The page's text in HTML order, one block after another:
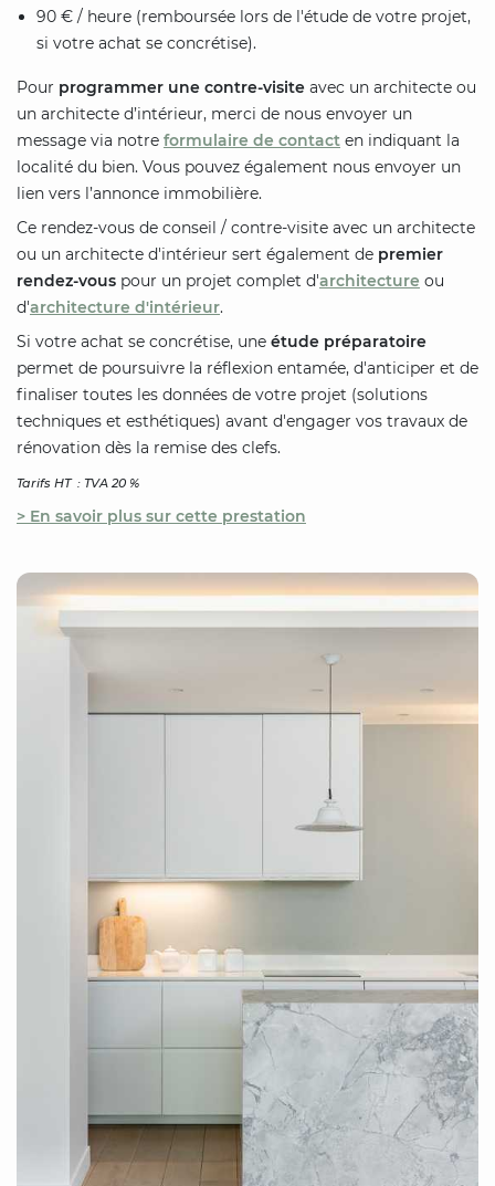
90 € / heure (remboursée lors de l'étude de votre projet,
si votre achat se concrétise).
Pour programmer une contre-visite avec un architecte ou
un architecte d’intérieur, merci de nous envoyer un
message via notre formulaire de contact en indiquant la
localité du bien. Vous pouvez également nous envoyer un
lien vers l’annonce immobilière.
Ce rendez-vous de conseil / contre-visite avec un architecte
ou un architecte d'intérieur sert également de premier
rendez-vous pour un projet complet d'architecture ou
d'architecture d'intérieur.
Si votre achat se concrétise, une étude préparatoire
permet de poursuivre la réflexion entamée, d'anticiper et de
finaliser toutes les données de votre projet (solutions
techniques et esthétiques) avant d'engager vos travaux de
rénovation dès la remise des clefs.
Tarifs HT : TVA 20 %
> En savoir plus sur cette prestation